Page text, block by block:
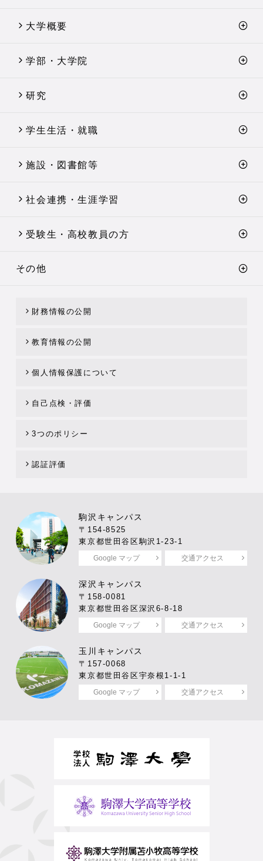
大学概要
学部・大学院
研究
学生生活・就職
施設・図書館等
社会連携・生涯学習
受験生・高校教員の方
その他
財務情報の公開
教育情報の公開
個人情報保護について
自己点検・評価
3つのポリシー
認証評価
駒沢キャンパス
〒154-8525
東京都世田谷区駒沢1-23-1
Google マップ 交通アクセス
深沢キャンパス
〒158-0081
東京都世田谷区深沢6-8-18
Google マップ 交通アクセス
玉川キャンパス
〒157-0068
東京都世田谷区宇奈根1-1-1
Google マップ 交通アクセス